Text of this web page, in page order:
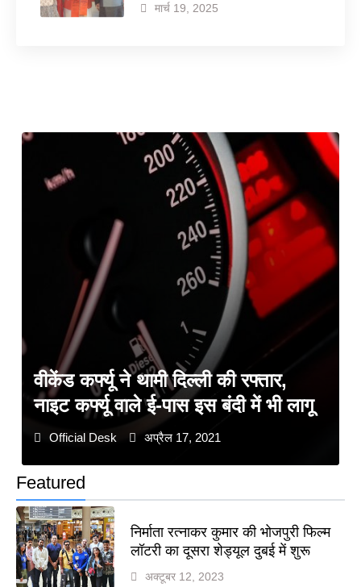
मार्च 19, 2025
Featured
निर्माता रत्नाकर कुमार की भोजपुरी फिल्म
लॉटरी का दूसरा शेड्यूल दुबई में शुरू
अक्टूबर 12, 2023
वीकेंड कर्फ्यू ने थामी दिल्ली की रफ्तार,
नाइट कर्फ्यू वाले ई-पास इस बंदी में भी लागू
Official Desk अप्रैल 17, 2021